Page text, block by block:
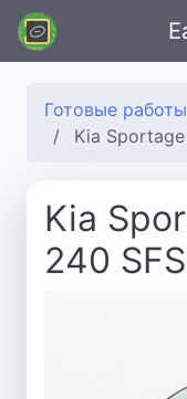
Готовые работы
Kia
Kia
240